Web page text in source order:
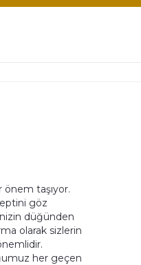
taşıyor.
göz
düğünden
olarak sizlerin
her geçen